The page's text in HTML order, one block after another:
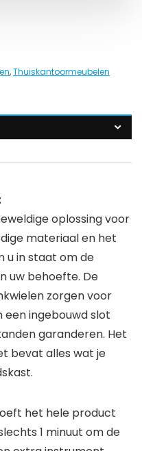
,Thuiskantoormeubelen
oplossing voor
materiaal en het
u in staat om de
uw behoefte. De
zorgen voor
ingebouwd slot
garanderen. Het
bevat alles wat je
het hele product
1 minuut om de